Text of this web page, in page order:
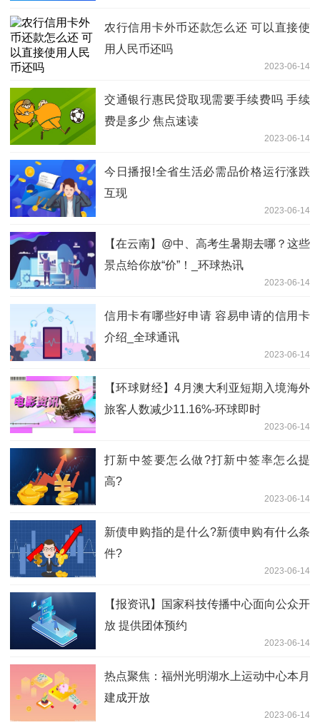
农行信用卡外币还款怎么还 可以直接使
用人民币还吗
2023-06-14
交通银行惠民贷取现需要手续费吗 手续
费是多少 焦点速读
2023-06-14
今日播报!全省生活必需品价格运行涨跌
互现
2023-06-14
【在云南】@中、高考生暑期去哪？这些
景点给你放“价”！_环球热讯
2023-06-14
信用卡有哪些好申请 容易申请的信用卡
介绍_全球通讯
2023-06-14
【环球财经】4月澳大利亚短期入境海外
旅客人数减少11.16%-环球即时
2023-06-14
打新中签要怎么做?打新中签率怎么提
高?
2023-06-14
新债申购指的是什么?新债申购有什么条
件?
2023-06-14
【报资讯】国家科技传播中心面向公众开
放 提供团体预约
2023-06-14
热点聚焦：福州光明湖水上运动中心本月
建成开放
2023-06-14